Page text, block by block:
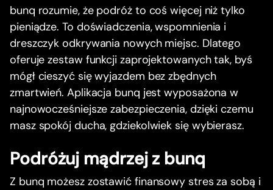
bunq rozumie, że podróż to coś więcej niż tylko
pieniądze. To doświadczenia, wspomnienia i
dreszczyk odkrywania nowych miejsc. Dlatego
oferuje zestaw funkcji zaprojektowanych tak, byś
mógł cieszyć się wyjazdem bez zbędnych
zmartwień. Aplikacja bunq jest wyposażona w
najnowocześniejsze zabezpieczenia, dzięki czemu
masz spokój ducha, gdziekolwiek się wybierasz.
Podróżuj mądrzej z bunq
Z bunq możesz zostawić finansowy stres za sobą i